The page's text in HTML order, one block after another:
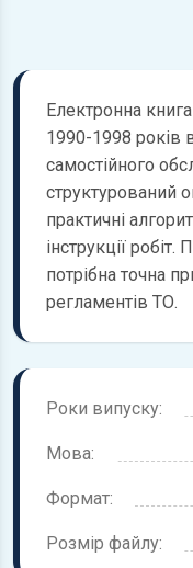
Електронна
1990-1998 років
самостійного
структурований
практичні
інструкції
потрібна точна
регламентів ТО.
Роки випуску:
Мова:
Формат:
Розмір файлу: